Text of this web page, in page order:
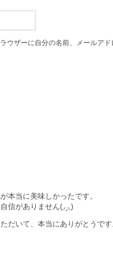
ウザーに自分の名前、メールアド
本当に美味しかったです。
信がありません(◞‸◟)
だいて、本当にありがとうです